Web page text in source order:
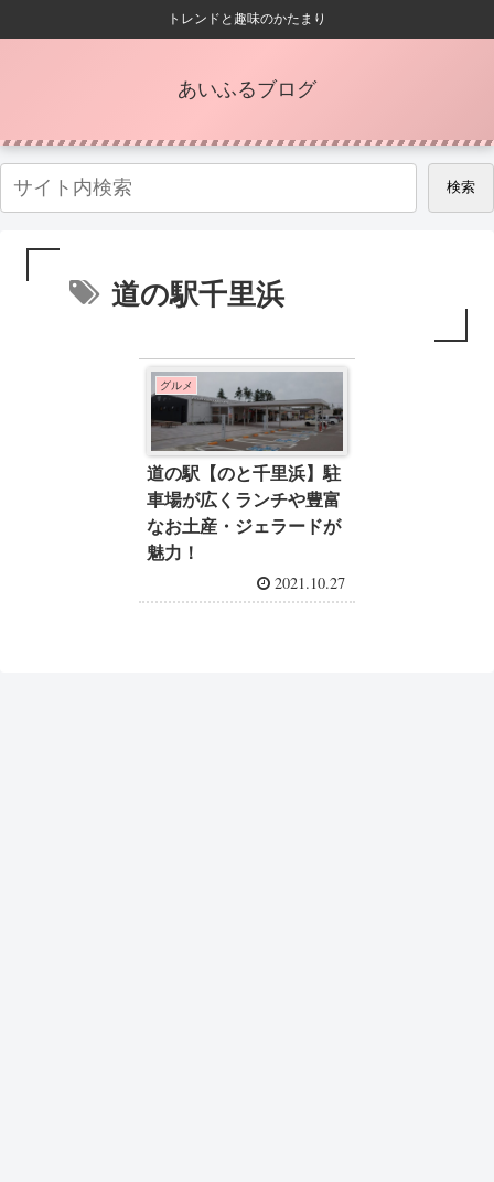
トレンドと趣味のかたまり
あいふるブログ
検索
道の駅千里浜
グルメ
道の駅【のと千里浜】駐
車場が広くランチや豊富
なお土産・ジェラードが
魅力！
2021.10.27